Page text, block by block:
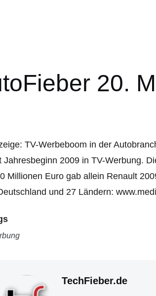
20.
TV-Werbeboom in der
Jahresbeginn 2009 in TV-Werbung.
Millionen Euro gab allein Renault
und 27 Ländern:
TechFieber.de